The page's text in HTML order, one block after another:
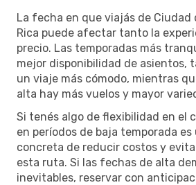
La fecha en que viajás de Ciudad
Rica puede afectar tanto la
precio. Las temporadas más
mejor disponibilidad de asientos,
un viaje más cómodo, mientras
alta hay más vuelos y mayor
Si tenés algo de flexibilidad en el
en períodos de baja temporada
concreta de reducir costos y
esta ruta. Si las fechas de alta
inevitables, reservar con